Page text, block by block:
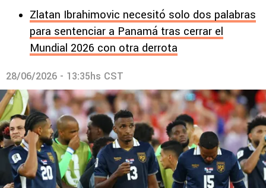
Zlatan Ibrahimovic necesitó solo dos palabras
para sentenciar a Panamá tras cerrar el
Mundial 2026 con otra derrota
28/06/2026 - 13:35hs CST